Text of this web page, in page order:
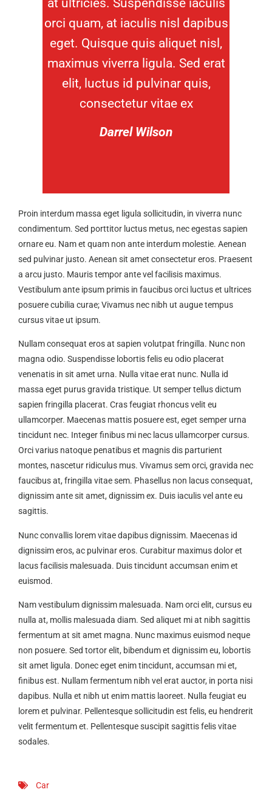
orci quam, at iaculis nisl dapibus
eget. Quisque quis aliquet nisl,
maximus viverra ligula. Sed erat
elit, luctus id pulvinar quis,
consectetur vitae ex
Darrel Wilson
Proin interdum massa eget ligula sollicitudin, in viverra nunc
condimentum. Sed porttitor luctus metus, nec egestas sapien
ornare eu. Nam et quam non ante interdum molestie. Aenean
sed pulvinar justo. Aenean sit amet consectetur eros. Praesent
a arcu justo. Mauris tempor ante vel facilisis maximus.
Vestibulum ante ipsum primis in faucibus orci luctus et ultrices
posuere cubilia curae; Vivamus nec nibh ut augue tempus
cursus vitae ut ipsum.
Nullam consequat eros at sapien volutpat fringilla. Nunc non
magna odio. Suspendisse lobortis felis eu odio placerat
venenatis in sit amet urna. Nulla vitae erat nunc. Nulla id
massa eget purus gravida tristique. Ut semper tellus dictum
sapien fringilla placerat. Cras feugiat rhoncus velit eu
ullamcorper. Maecenas mattis posuere est, eget semper urna
tincidunt nec. Integer finibus mi nec lacus ullamcorper cursus.
Orci varius natoque penatibus et magnis dis parturient
montes, nascetur ridiculus mus. Vivamus sem orci, gravida nec
faucibus at, fringilla vitae sem. Phasellus non lacus consequat,
dignissim ante sit amet, dignissim ex. Duis iaculis vel ante eu
sagittis.
Nunc convallis lorem vitae dapibus dignissim. Maecenas id
dignissim eros, ac pulvinar eros. Curabitur maximus dolor et
lacus facilisis malesuada. Duis tincidunt accumsan enim et
euismod.
Nam vestibulum dignissim malesuada. Nam orci elit, cursus eu
nulla at, mollis malesuada diam. Sed aliquet mi at nibh sagittis
fermentum at sit amet magna. Nunc maximus euismod neque
non posuere. Sed tortor elit, bibendum et dignissim eu, lobortis
sit amet ligula. Donec eget enim tincidunt, accumsan mi et,
finibus est. Nullam fermentum nibh vel erat auctor, in porta nisi
dapibus. Nulla et nibh ut enim mattis laoreet. Nulla feugiat eu
lorem et pulvinar. Pellentesque sollicitudin est felis, eu hendrerit
velit fermentum et. Pellentesque suscipit sagittis felis vitae
sodales.
Car